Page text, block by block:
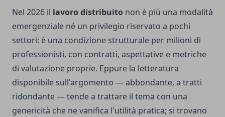
Nel 2026 il lavoro distribuito non è più una modalità
emergenziale né un privilegio riservato a pochi
settori: è una condizione strutturale per milioni di
professionisti, con contratti, aspettative e metriche
di valutazione proprie. Eppure la letteratura
disponibile sull'argomento — abbondante, a tratti
ridondante — tende a trattare il tema con una
genericità che ne vanifica l'utilità pratica; si trovano